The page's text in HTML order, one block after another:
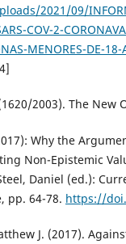
2021/09/
COV-2-
MENORES-DE-
2003). The
Why the
Non-Epistemic
Daniel (ed.):
pp. 64-78. https://
J. (2017).